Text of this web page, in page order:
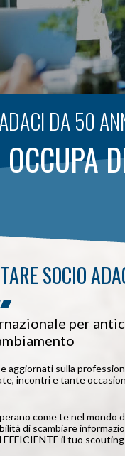
ADACI DA 50
SOCIO
per
aggiornati sulla
incontri e tante
come te nel mondo
di scambiare
EFFICIENTE il tuo